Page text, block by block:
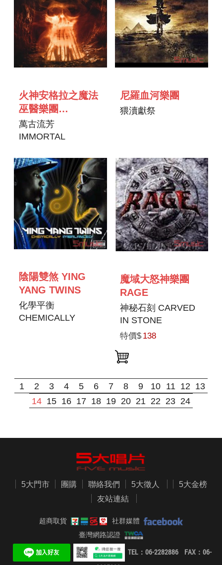
火神安格拉之魔法
巫醫樂團
SHAMAN
萬古流芳
IMMORTAL
尼羅血河樂團
猥瀆獻祭
陰陽雙煞 YING
YANG TWINS
化學平衡
CHEMICALLY
魔域大怒神樂團
RAGE
神秘石刻 CARVED
IN STONE
特價$ 138
1 2 3 4 5 6 7 8 9 10 11 12 13
14 15 16 17 18 19 20 21 22 23 24
5大門市 團購 聯絡我們 5大徵人
5大金榜
友站連結
超商取貨
社群媒體
臺灣網路認證
TEL：06-2282886 FAX：06-